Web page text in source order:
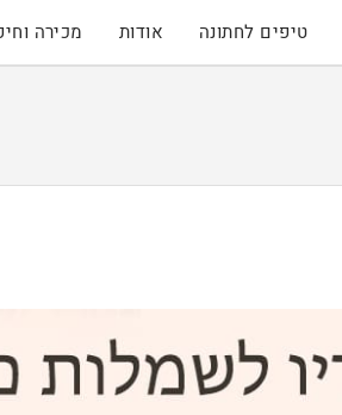
טיפים לחתונה אודות מכירה